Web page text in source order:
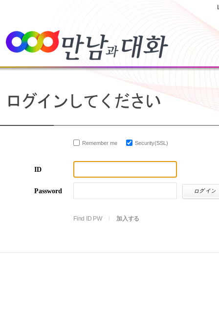
Remember me Security(SSL)
ID
Password
Find ID PW 加入する